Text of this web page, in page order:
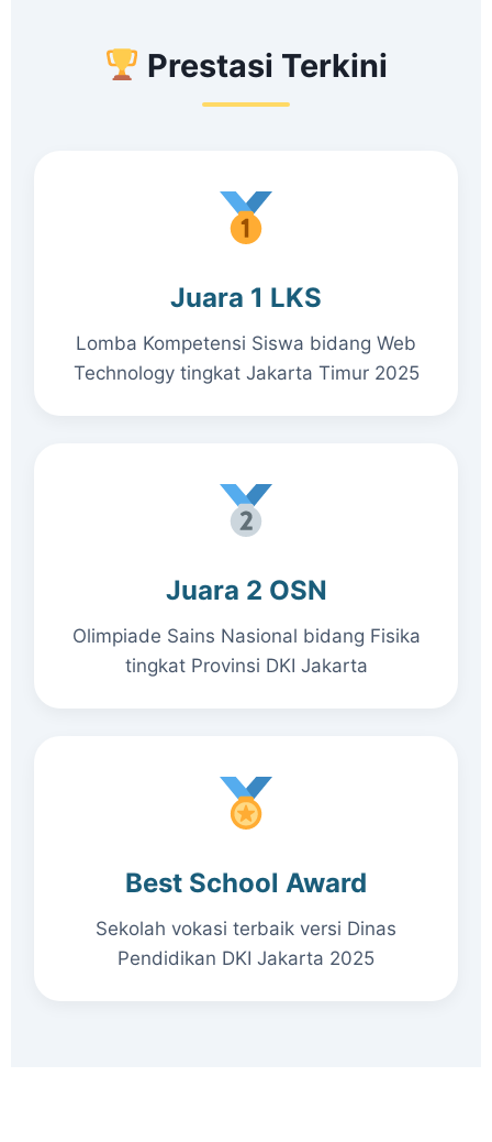
Prestasi Terkini
Juara 1 LKS
Lomba Kompetensi Siswa bidang Web
Technology tingkat Jakarta Timur 2025
Juara 2 OSN
Olimpiade Sains Nasional bidang Fisika
tingkat Provinsi DKI Jakarta
Best School Award
Sekolah vokasi terbaik versi Dinas
Pendidikan DKI Jakarta 2025